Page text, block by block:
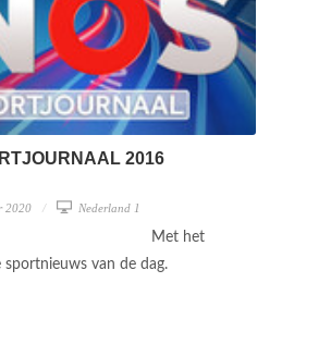
2016
2020 Nederland 1
Met het
sportnieuws van de dag.